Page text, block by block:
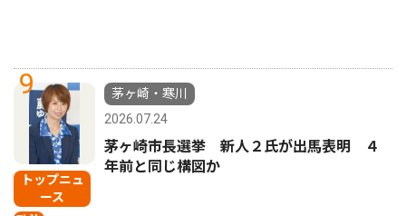
9
トップニュ
ース
茅ヶ崎・寒川
2026.07.24
茅ヶ崎市長選挙 新人２氏が出馬表明 ４
年前と同じ構図か